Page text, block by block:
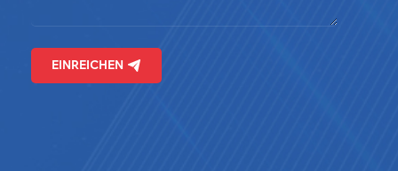
EINREICHEN